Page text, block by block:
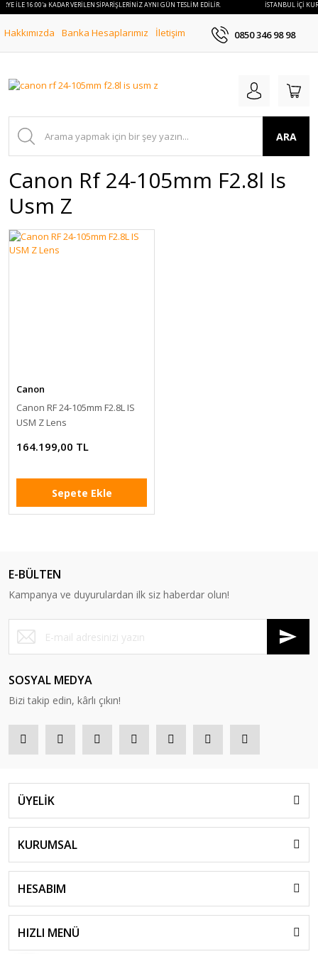
İLE 16:00'a KADAR VERİLEN SİPARİŞLERİNİZ AYNI GÜN TESLİM EDİLİR. İSTANBUL İÇİ
Hakkımızda Banka Hesaplarımız İletişim 0850 346 98 98
ARA
Canon Rf 24-105mm F2.8l Is
Usm Z
Canon
Canon RF 24-105mm F2.8L IS
USM Z Lens
164.199,00 TL
Sepete Ekle
E-BÜLTEN
Kampanya ve duyurulardan ilk siz haberdar olun!
SOSYAL MEDYA
Bizi takip edin, kârlı çıkın!
ÜYELİK
KURUMSAL
HESABIM
HIZLI MENÜ